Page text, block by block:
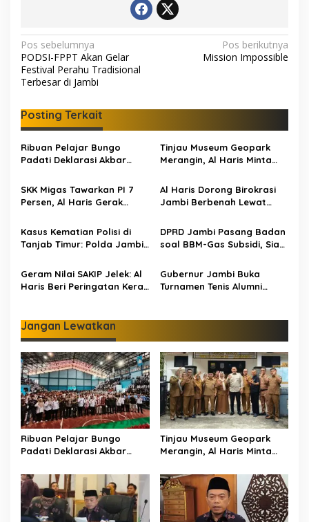
N
a
v
i
g
a
s
i
p
s
Pos sebelumnya
PODSI-FPPT Akan Gelar
Festival Perahu Tradisional
Terbesar di Jambi
Pos berikutnya
Mission Impossible
Posting Terkait
Ribuan Pelajar Bungo
Padati Deklarasi Akbar
Judi Online dan
Radikalisme
Tinjau Museum Geopark
Merangin, Al Haris Minta
dan Tambah Koleksi
SKK Migas Tawarkan PI 7
Persen, Al Haris Gerak
BUMD dan Pansus
Al Haris Dorong Birokrasi
Jambi Berbenah Lewat
Kasus Kematian Polisi di
Tanjab Timur: Polda Jambi
Termasuk 5 Anggota Polri
DPRD Jambi Pasang Badan
soal BBM-Gas Subsidi, Siap
Berlanjut
Geram Nilai SAKIP Jelek: Al
Haris Beri Peringatan Keras
Gubernur Jambi Buka
Turnamen Tenis Alumni
Jangan Lewatkan
Ribuan Pelajar Bungo
Padati Deklarasi Akbar
Judi Online dan
Radikalisme
Tinjau Museum Geopark
Merangin, Al Haris Minta
dan Tambah Koleksi